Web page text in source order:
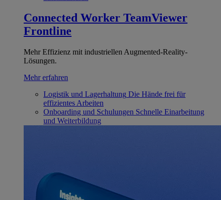
Connected Worker TeamViewer
Frontline
Mehr Effizienz mit industriellen Augmented-Reality-
Lösungen.
Mehr erfahren
Logistik und Lagerhaltung Die Hände frei für
effizientes Arbeiten
Onboarding und Schulungen Schnelle Einarbeitung
und Weiterbildung